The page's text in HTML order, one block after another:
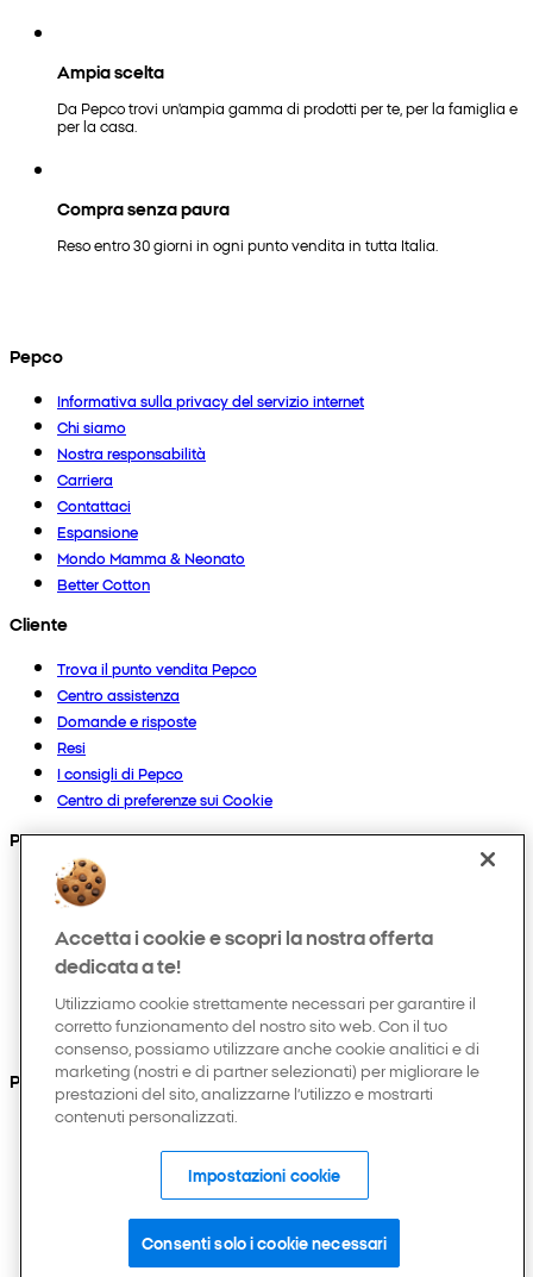
Ampia scelta
Da Pepco trovi un'ampia gamma di prodotti per te, per la famiglia e
per la casa.
Compra senza paura
Reso entro 30 giorni in ogni punto vendita in tutta Italia.
Pepco
Informativa sulla privacy del servizio internet
Chi siamo
Nostra responsabilità
Carriera
Contattaci
Espansione
Mondo Mamma & Neonato
Better Cotton
Cliente
Trova il punto vendita Pepco
Centro assistenza
Domande e risposte
Resi
I consigli di Pepco
Centro di preferenze sui Cookie
Prodotti
Collezioni
Neonato
Bambino
Casa
Uomo
Hobby e tempo libero
Puoi anche trovarci su
Accetta i cookie e scopri la nostra offerta
dedicata a te!
Utilizziamo cookie strettamente necessari per garantire il
corretto funzionamento del nostro sito web. Con il tuo
consenso, possiamo utilizzare anche cookie analitici e di
marketing (nostri e di partner selezionati) per migliorare le
prestazioni del sito, analizzarne l’utilizzo e mostrarti
contenuti personalizzati.
Impostazioni cookie
Consenti solo i cookie necessari